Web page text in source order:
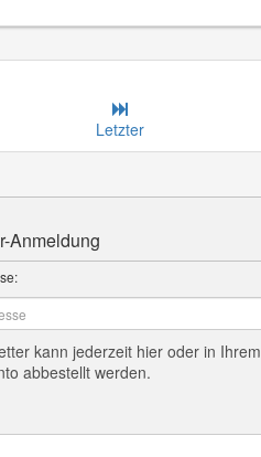
Letzter
Anmeldung
kann jederzeit hier oder in Ihrem
abbestellt werden.